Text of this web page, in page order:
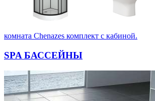
комната Chenazes комплект с кабиной.
SPA БАССЕЙНЫ